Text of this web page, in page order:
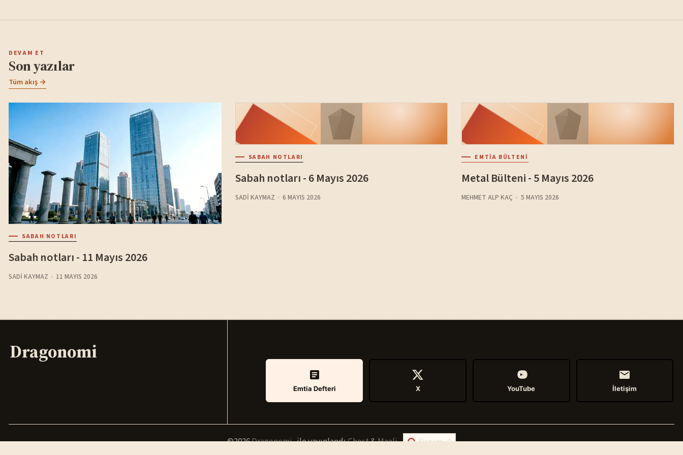
DEVAM ET
Son yazılar
Tüm akış →
SABAH NOTLARI
Sabah notları - 11 Mayıs 2026
SADI KAYMAZ 11 MAYIS 2026
SABAH NOTLARI
Sabah notları - 6 Mayıs 2026
SADI KAYMAZ 6 MAYIS 2026
EMTIA BÜLTENI
Metal Bülteni - 5 Mayıs 2026
MEHMET ALP KAÇ 5 MAYIS 2026
Dragonomi
Emtia Defteri X YouTube İletişim
©2026Dragonomi.ile yayınlandıGhost&Maali.